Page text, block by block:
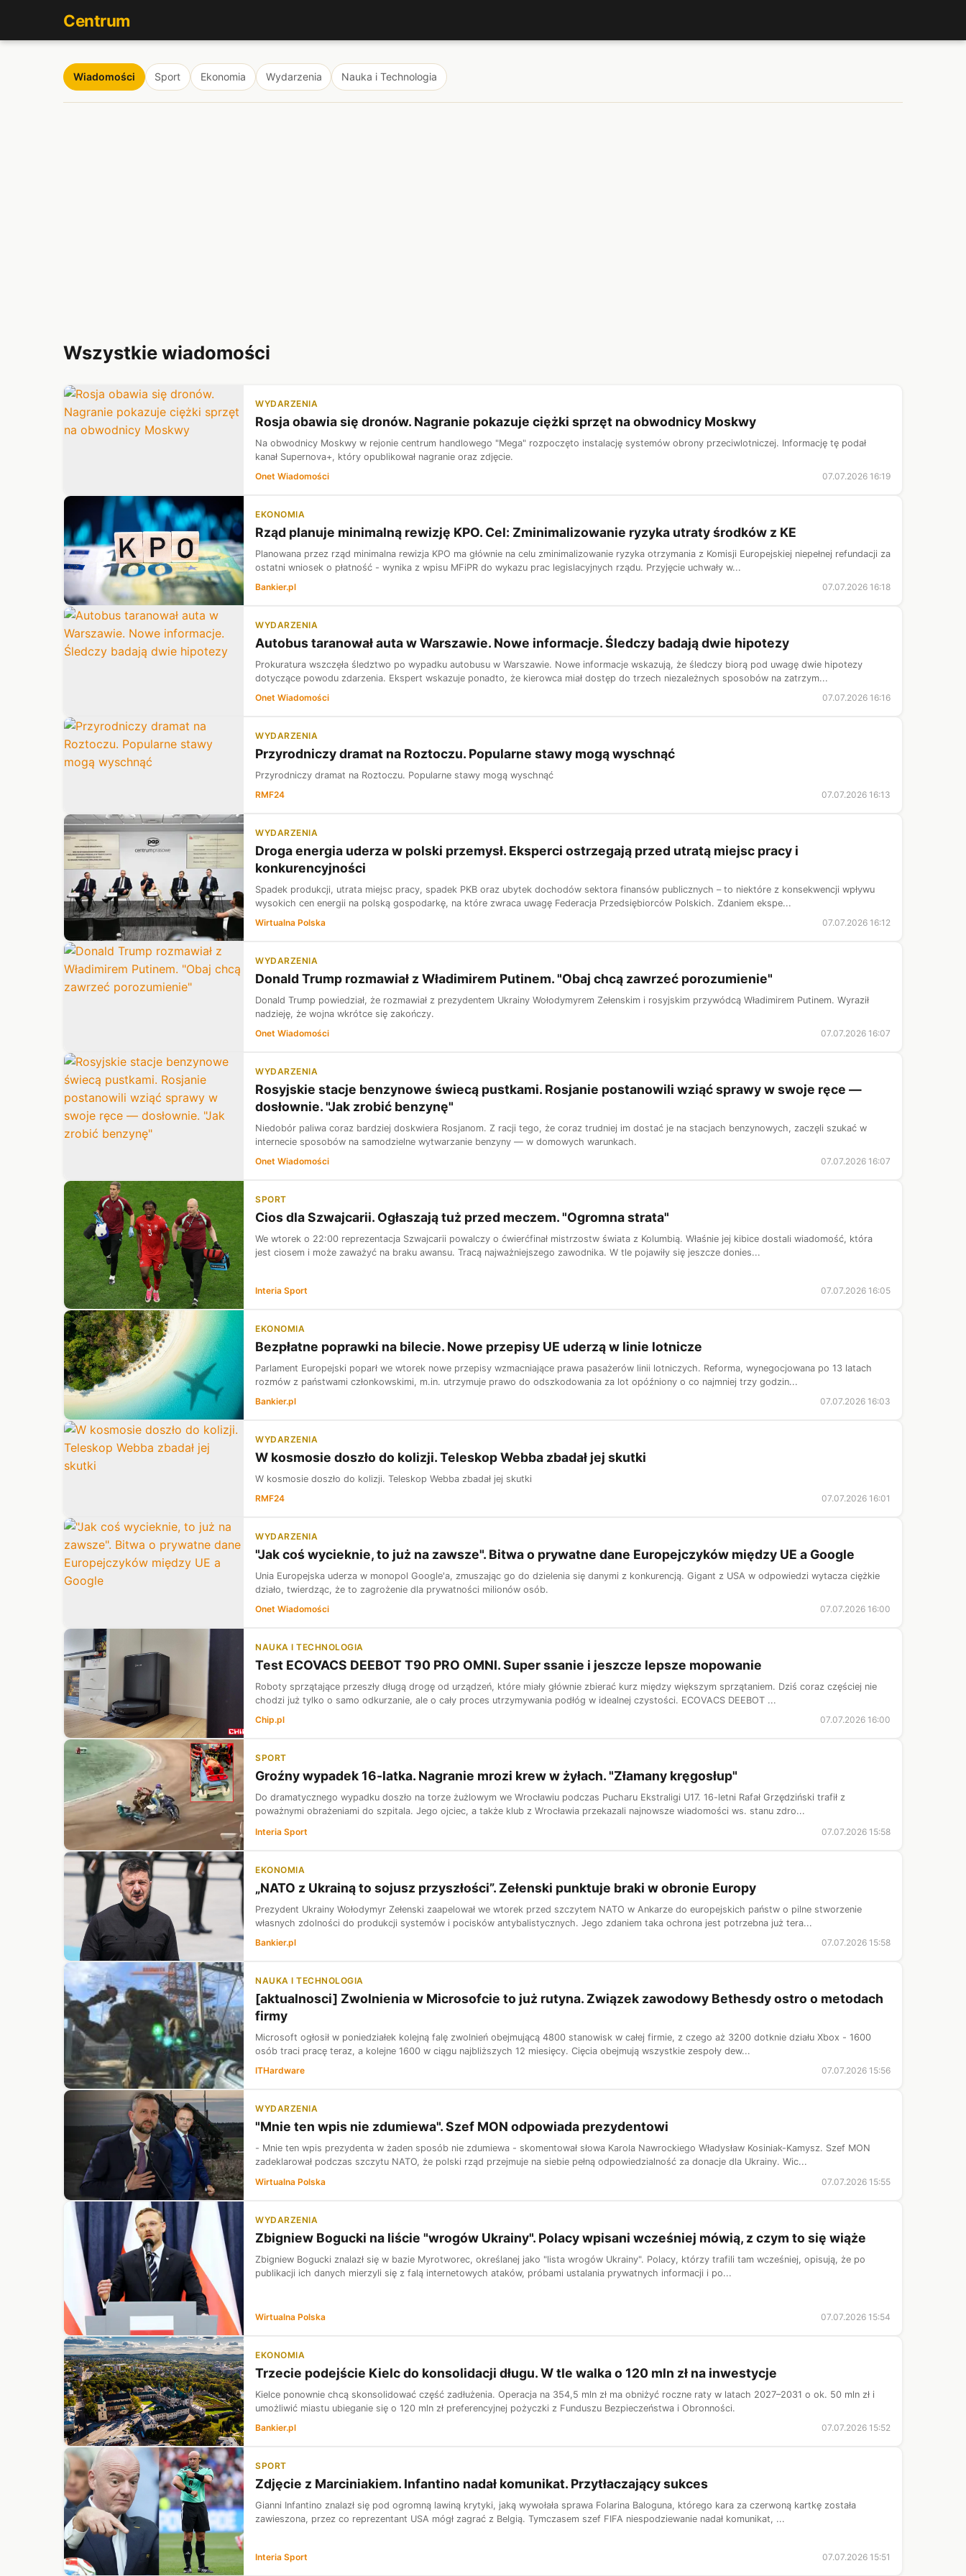
Centrum
Wiadomości Sport Ekonomia Wydarzenia Nauka i Technologia
Wszystkie wiadomości
WYDARZENIA
Rosja obawia się dronów. Nagranie pokazuje ciężki sprzęt na obwodnicy Moskwy
Na obwodnicy Moskwy w rejonie centrum handlowego "Mega" rozpoczęto instalację systemów obrony przeciwlotniczej. Informację tę podał
kanał Supernova+, który opublikował nagranie oraz zdjęcie.
Onet Wiadomości
07.07.2026 16:19
EKONOMIA
Rząd planuje minimalną rewizję KPO. Cel: Zminimalizowanie ryzyka utraty środków z KE
Planowana przez rząd minimalna rewizja KPO ma głównie na celu zminimalizowanie ryzyka otrzymania z Komisji Europejskiej niepełnej refundacji za
ostatni wniosek o płatność - wynika z wpisu MFiPR do wykazu prac legislacyjnych rządu. Przyjęcie uchwały w...
Bankier.pl
07.07.2026 16:18
WYDARZENIA
Autobus taranował auta w Warszawie. Nowe informacje. Śledczy badają dwie hipotezy
Prokuratura wszczęła śledztwo po wypadku autobusu w Warszawie. Nowe informacje wskazują, że śledczy biorą pod uwagę dwie hipotezy
dotyczące powodu zdarzenia. Ekspert wskazuje ponadto, że kierowca miał dostęp do trzech niezależnych sposobów na zatrzym...
Onet Wiadomości
07.07.2026 16:16
WYDARZENIA
Przyrodniczy dramat na Roztoczu. Popularne stawy mogą wyschnąć
Przyrodniczy dramat na Roztoczu. Popularne stawy mogą wyschnąć
RMF24
07.07.2026 16:13
WYDARZENIA
Droga energia uderza w polski przemysł. Eksperci ostrzegają przed utratą miejsc pracy i
konkurencyjności
Spadek produkcji, utrata miejsc pracy, spadek PKB oraz ubytek dochodów sektora finansów publicznych – to niektóre z konsekwencji wpływu
wysokich cen energii na polską gospodarkę, na które zwraca uwagę Federacja Przedsiębiorców Polskich. Zdaniem ekspe...
Wirtualna Polska
07.07.2026 16:12
WYDARZENIA
Donald Trump rozmawiał z Władimirem Putinem. "Obaj chcą zawrzeć porozumienie"
Donald Trump powiedział, że rozmawiał z prezydentem Ukrainy Wołodymyrem Zełenskim i rosyjskim przywódcą Władimirem Putinem. Wyraził
nadzieję, że wojna wkrótce się zakończy.
Onet Wiadomości
07.07.2026 16:07
WYDARZENIA
Rosyjskie stacje benzynowe świecą pustkami. Rosjanie postanowili wziąć sprawy w swoje ręce —
dosłownie. "Jak zrobić benzynę"
Niedobór paliwa coraz bardziej doskwiera Rosjanom. Z racji tego, że coraz trudniej im dostać je na stacjach benzynowych, zaczęli szukać w
internecie sposobów na samodzielne wytwarzanie benzyny — w domowych warunkach.
Onet Wiadomości
07.07.2026 16:07
SPORT
Cios dla Szwajcarii. Ogłaszają tuż przed meczem. "Ogromna strata"
We wtorek o 22:00 reprezentacja Szwajcarii powalczy o ćwierćfinał mistrzostw świata z Kolumbią. Właśnie jej kibice dostali wiadomość, która
jest ciosem i może zaważyć na braku awansu. Tracą najważniejszego zawodnika. W tle pojawiły się jeszcze donies...
Interia Sport 07.07.2026 16:05
EKONOMIA
Bezpłatne poprawki na bilecie. Nowe przepisy UE uderzą w linie lotnicze
Parlament Europejski poparł we wtorek nowe przepisy wzmacniające prawa pasażerów linii lotniczych. Reforma, wynegocjowana po 13 latach
rozmów z państwami członkowskimi, m.in. utrzymuje prawo do odszkodowania za lot opóźniony o co najmniej trzy godzin...
Bankier.pl
07.07.2026 16:03
WYDARZENIA
W kosmosie doszło do kolizji. Teleskop Webba zbadał jej skutki
W kosmosie doszło do kolizji. Teleskop Webba zbadał jej skutki
RMF24
07.07.2026 16:01
WYDARZENIA
"Jak coś wycieknie, to już na zawsze". Bitwa o prywatne dane Europejczyków między UE a Google
Unia Europejska uderza w monopol Google'a, zmuszając go do dzielenia się danymi z konkurencją. Gigant z USA w odpowiedzi wytacza ciężkie
działo, twierdząc, że to zagrożenie dla prywatności milionów osób.
Onet Wiadomości
07.07.2026 16:00
NAUKA I TECHNOLOGIA
Test ECOVACS DEEBOT T90 PRO OMNI. Super ssanie i jeszcze lepsze mopowanie
Roboty sprzątające przeszły długą drogę od urządzeń, które miały głównie zbierać kurz między większym sprzątaniem. Dziś coraz częściej nie
chodzi już tylko o samo odkurzanie, ale o cały proces utrzymywania podłóg w idealnej czystości. ECOVACS DEEBOT ...
Chip.pl
07.07.2026 16:00
SPORT
Groźny wypadek 16-latka. Nagranie mrozi krew w żyłach. "Złamany kręgosłup"
Do dramatycznego wypadku doszło na torze żużlowym we Wrocławiu podczas Pucharu Ekstraligi U17. 16-letni Rafał Grzędziński trafił z
poważnymi obrażeniami do szpitala. Jego ojciec, a także klub z Wrocławia przekazali najnowsze wiadomości ws. stanu zdro...
Interia Sport
07.07.2026 15:58
EKONOMIA
„NATO z Ukrainą to sojusz przyszłości”. Zełenski punktuje braki w obronie Europy
Prezydent Ukrainy Wołodymyr Zełenski zaapelował we wtorek przed szczytem NATO w Ankarze do europejskich państw o pilne stworzenie
własnych zdolności do produkcji systemów i pocisków antybalistycznych. Jego zdaniem taka ochrona jest potrzebna już tera...
Bankier.pl
07.07.2026 15:58
NAUKA I TECHNOLOGIA
[aktualnosci] Zwolnienia w Microsofcie to już rutyna. Związek zawodowy Bethesdy ostro o metodach
firmy
Microsoft ogłosił w poniedziałek kolejną falę zwolnień obejmującą 4800 stanowisk w całej firmie, z czego aż 3200 dotknie działu Xbox - 1600
osób traci pracę teraz, a kolejne 1600 w ciągu najbliższych 12 miesięcy. Cięcia obejmują wszystkie zespoły dew...
ITHardware
07.07.2026 15:56
WYDARZENIA
"Mnie ten wpis nie zdumiewa". Szef MON odpowiada prezydentowi
- Mnie ten wpis prezydenta w żaden sposób nie zdumiewa - skomentował słowa Karola Nawrockiego Władysław Kosiniak-Kamysz. Szef MON
zadeklarował podczas szczytu NATO, że polski rząd przejmuje na siebie pełną odpowiedzialność za donacje dla Ukrainy. Wic...
Wirtualna Polska
07.07.2026 15:55
WYDARZENIA
Zbigniew Bogucki na liście "wrogów Ukrainy". Polacy wpisani wcześniej mówią, z czym to się wiąże
Zbigniew Bogucki znalazł się w bazie Myrotworec, określanej jako "lista wrogów Ukrainy". Polacy, którzy trafili tam wcześniej, opisują, że po
publikacji ich danych mierzyli się z falą internetowych ataków, próbami ustalania prywatnych informacji i po...
Wirtualna Polska 07.07.2026 15:54
EKONOMIA
Trzecie podejście Kielc do konsolidacji długu. W tle walka o 120 mln zł na inwestycje
Kielce ponownie chcą skonsolidować część zadłużenia. Operacja na 354,5 mln zł ma obniżyć roczne raty w latach 2027–2031 o ok. 50 mln zł i
umożliwić miastu ubieganie się o 120 mln zł preferencyjnej pożyczki z Funduszu Bezpieczeństwa i Obronności.
Bankier.pl
07.07.2026 15:52
SPORT
Zdjęcie z Marciniakiem. Infantino nadał komunikat. Przytłaczający sukces
Gianni Infantino znalazł się pod ogromną lawiną krytyki, jaką wywołała sprawa Folarina Baloguna, którego kara za czerwoną kartkę została
zawieszona, przez co reprezentant USA mógł zagrać z Belgią. Tymczasem szef FIFA niespodziewanie nadał komunikat, ...
Interia Sport 07.07.2026 15:51